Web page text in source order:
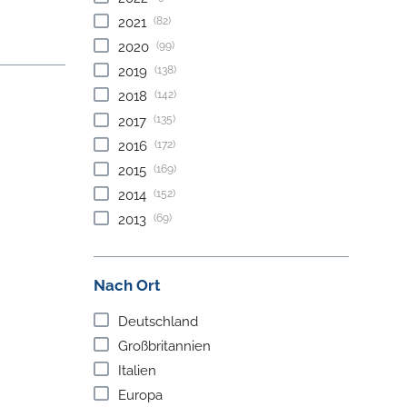
2021 (82)
2020 (99)
2019 (138)
2018 (142)
2017 (135)
2016 (172)
2015 (169)
2014 (152)
2013 (69)
Nach Ort
Deutschland
Großbritannien
Italien
Europa